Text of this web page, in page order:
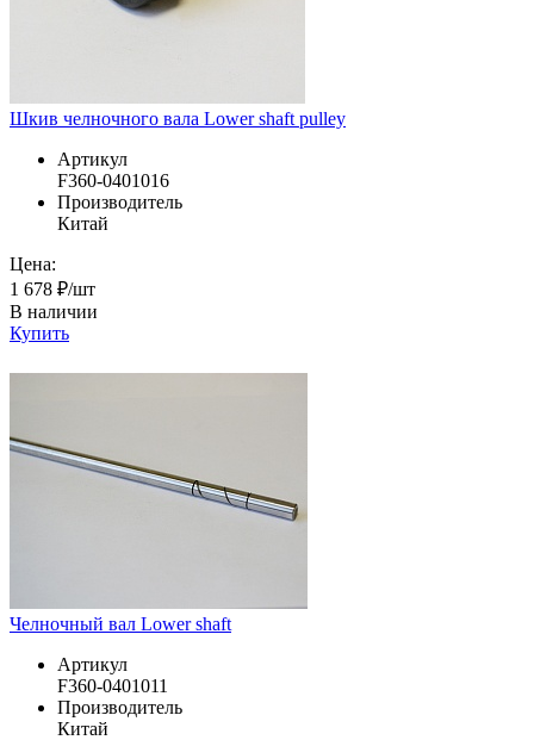
Шкив челночного вала Lower shaft pulley
Артикул
F360-0401016
Производитель
Китай
Цена:
1 678 ₽/шт
В наличии
Купить
Челночный вал Lower shaft
Артикул
F360-0401011
Производитель
Китай